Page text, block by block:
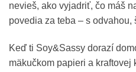
nevieš, ako vyjadriť, čo máš
povedia za teba – s odvahou,
Keď ti Soy&Sassy dorazí
mäkučkom papieri a kraftovej